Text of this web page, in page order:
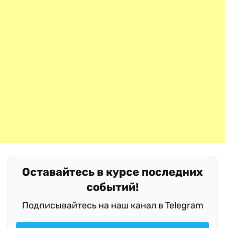
Оставайтесь в курсе последних
событий!
Подписывайтесь на наш канал в Telegram